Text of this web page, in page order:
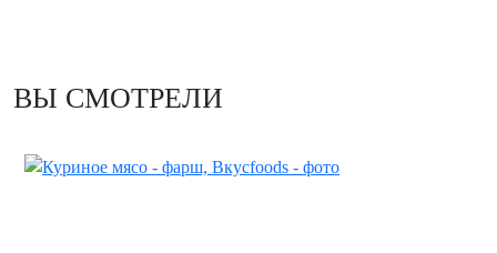
ВЫ СМОТРЕЛИ